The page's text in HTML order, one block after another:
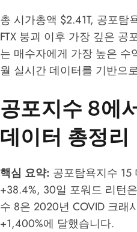
총 시가총액 $2.41T, 공포
FTX 붕괴 이후 가장 깊은
는 매수자에게 가장 높은
월 실시간 데이터를 기반으
공포지수 8에
데이터 총정리
핵심 요약: 공포탐욕지수 15
+38.4%, 30일 포워드 리턴
수 8은 2020년 COVID 크래
+1,400%에 달했습니다.